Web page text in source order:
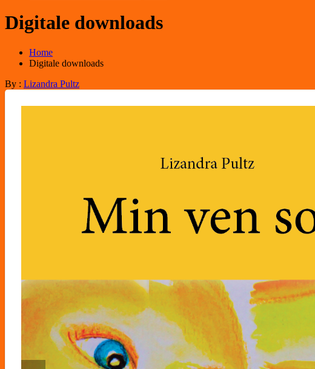
Digitale downloads
Home
Digitale downloads
By : Lizandra Pultz